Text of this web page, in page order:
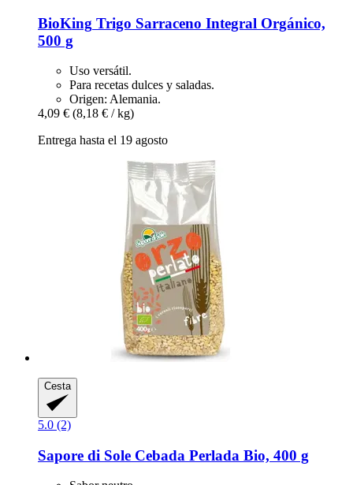
BioKing Trigo Sarraceno Integral Orgánico,
500 g
Uso versátil.
Para recetas dulces y saladas.
Origen: Alemania.
4,09 € (8,18 € / kg)
Entrega hasta el 19 agosto
Cesta
5.0 (2)
Sapore di Sole Cebada Perlada Bio, 400 g